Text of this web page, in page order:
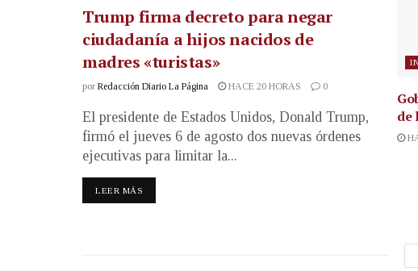
Trump firma decreto para negar
ciudadanía a hijos nacidos de
madres «turistas»
por Redacción Diario La Página HACE 20 HORAS 0
El presidente de Estados Unidos, Donald Trump,
firmó el jueves 6 de agosto dos nuevas órdenes
ejecutivas para limitar la...
LEER MÁS
de